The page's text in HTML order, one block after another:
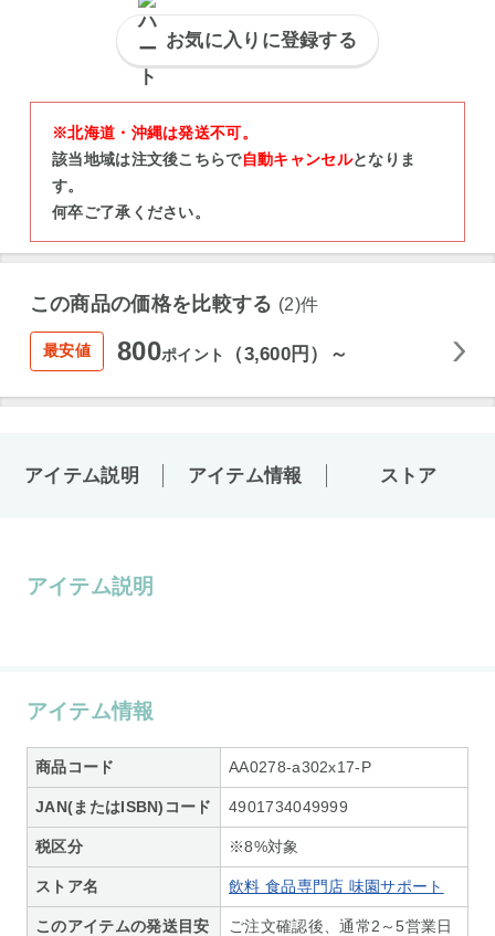
お気に入りに登録する
※北海道・沖縄は発送不可。
該当地域は注文後こちらで自動キャンセルとなりま
す。
何卒ご了承ください。
この商品の価格を比較する (2)件
最安値 800ポイント （3,600円）～
アイテム説明 アイテム情報 ストア
アイテム説明
アイテム情報
商品コード AA0278-a302x17-P
JAN(またはISBN)コード 4901734049999
税区分 ※8%対象
ストア名 飲料 食品専門店 味園サポート
このアイテムの発送目安
ご注文確認後、通常2～5営業日